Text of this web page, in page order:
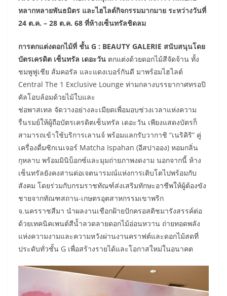
หลากหลายพันธมิตร และไฮไลต์กิจกรรมมากมาย ระหว่างวันที่
24 ต.ค. – 28 ต.ค. 68 ที่ห้างเซ็นทรัลชิดลม
การตกแต่งดอกไม้ที่ ชั้น G : BEAUTY GALERIE สนับสนุนโดย
บัตรเครดิต เซ็นทรัล เดอะวัน ตกแต่งด้วยดอกไม้สีจัดจ้าน ทั้ง
ชมพูฟูเชีย ส้มคอรัล และแดงเบอร์กันดี มาพร้อมไฮไลต์
Central The 1 Exclusive Lounge ท่ามกลางบรรยากาศทรอปิ
คัลโอบล้อมด้วยไม้ใบและ
ช่อพาสเทล จัดวางอย่างละเมียดเพื่อมอบช่วงเวลาแห่งความ
รื่นรมย์ให้ผู้ถือบัตรเครดิตเซ็นทรัล เดอะวัน เพียงแสดงบัตรก็
สามารถเข้าใช้บริการเลานจ์ พร้อมแลกรับวากาชิ “เนริคิริ” คู่
เครื่องดื่มซิกเนเจอร์ Matcha Ispahan (อีสปาออง) หอมกลิ่น
กุหลาบ พร้อมมินิบ็อกซ์และมุมถ่ายภาพงดงาม นอกจากนี้ ห้าง
เซ็นทรัลยังคงสานต่อเจตนารมณ์แห่งการเติบโตไปพร้อมกับ
สังคม โดยร่วมกับกรมราชทัณฑ์ส่งเสริมทักษะอาชีพให้ผู้ต้องขัง
ชายจากทัณฑสถาน-เกษตรอุตสาหกรรมเขาพริก
จ.นครราชสีมา นำผลงานเชือกฝ้ายปักครอสติชมารังสรรค์ต่อ
ด้วยเทคนิคเพนต์สีน้ำลวดลายดอกไม้อ่อนหวาน ถ่ายทอดพลัง
แห่งความงามและความหวังผ่านงานคราฟต์และดอกไม้สดที่
ประดับทั่วชั้น G เพื่อสร้างรายได้และโอกาสใหม่ในอนาคต